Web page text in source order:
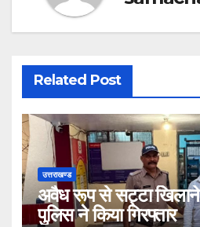
Related Post
उत्तराखण्ड
अवैध रूप से सट्टा खिलाने
पुलिस ने किया गिरफ्तार